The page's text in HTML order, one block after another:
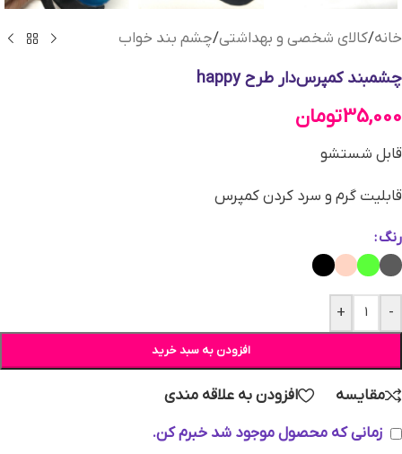
خانه/کالای شخصی و بهداشتی/چشم بند خواب
چشمبند کمپرس‌دار طرح happy
35,000تومان
قابل شستشو
قابلیت گرم و سرد کردن کمپرس
رنگ
-
+
افزودن به سبد خرید
مقایسه
افزودن به علاقه مندی
زمانی که محصول موجود شد خبرم کن.